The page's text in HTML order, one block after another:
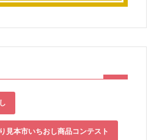
見本市いちおし商品コンテスト